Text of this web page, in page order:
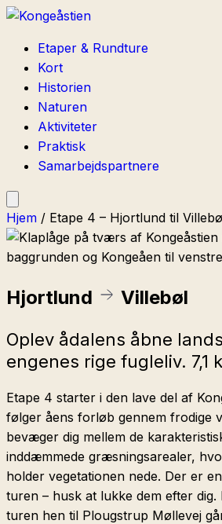
Etaper & Rundture
Kort
Historien
Naturen
Aktiviteter
Praktisk
Samarbejdspartnere
Hjem / Etape 4 – Hjortlund til
Hjortlund Villebøl
Oplev ådalens åbne
engenes rige fugleliv. 7,1
Etape 4 starter i den lave del af
følger åens forløb gennem frodige
bevæger dig mellem de
inddæmmede græsningsarealer,
holder vegetationen nede. Der er
turen – husk at lukke dem efter dig.
turen hen til Plougstrup Møllevej